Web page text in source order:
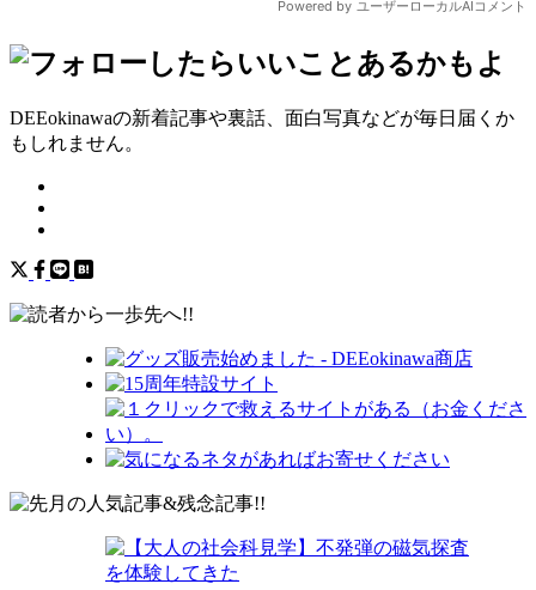
DEEokinawaの新着記事や裏話、面白写真などが毎日届くか
もしれません。